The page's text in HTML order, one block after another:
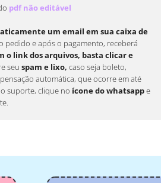
pdf não editável
um email em sua caixa de
pedido e após o pagamento, receberá
o link dos arquivos, basta clicar e
seu spam e lixo, caso seja boleto,
automática, que ocorre em até
suporte, clique no ícone do whatsappe